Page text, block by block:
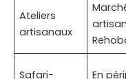
Ateliers
artisanaux
Safari-
En